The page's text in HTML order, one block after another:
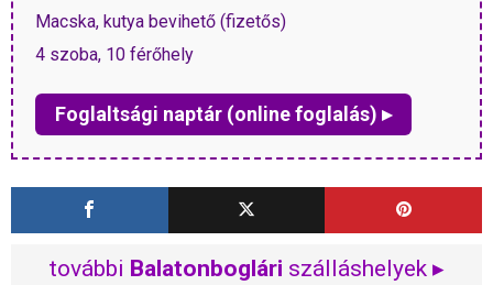
Macska, kutya bevihető (fizetős)
4 szoba, 10 férőhely
Foglaltsági naptár (online foglalás) ▸
további Balatonboglári szálláshelyek ▸